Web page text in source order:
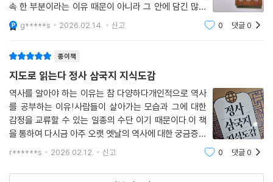
속 한 부분이라는 이유 때문이 아니라 그 안에 담긴 많은
인물들의 관계 속 정치, 전략 등을 배울 수 있기 때문이
다. 그런데 그 분량이 상당하고 등장인물도 상당히 많고
g*****s 2026.02.14. 신고 0 댓글0
종이책
지도로 읽는다 정사 삼국지 지식도감
역사를 알아야 하는 이유는 참 다양하다개인적으로 역사
를 공부하는 이유!사람들이 살아가는 모습과 그에 대한
감정을 교류할 수 있는 일종의 수단 이기 때문이다.이 책
을 통하여 다시금 아주 오랫 엣날의 역사에 대한 궁금증이
일게 되었다.그것도 지금으로부터 몇 백년 전의 아시아 역
지역사를 다시금 성인이 되어서 돌아본다.바
r******s 2026.02.12. 신고 0 댓글0